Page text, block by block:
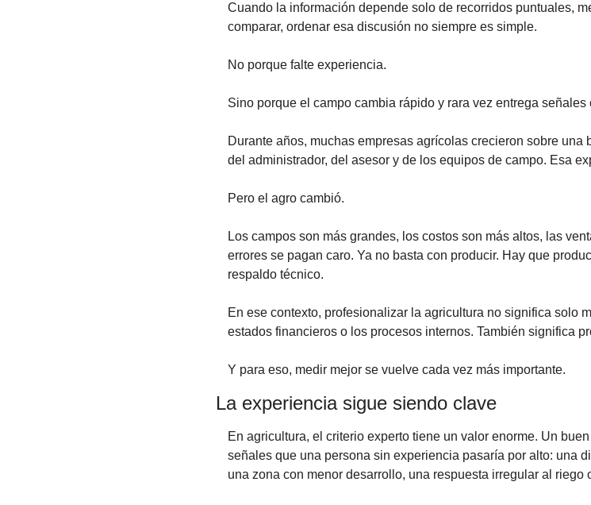
Cuando la información depende solo de recorridos puntuales,
comparar, ordenar esa discusión no siempre es simple.
No porque falte experiencia.
Sino porque el campo cambia rápido y rara vez entrega
Durante años, muchas empresas agrícolas crecieron sobre
del administrador, del asesor y de los equipos de campo. Esa
Pero el agro cambió.
Los campos son más grandes, los costos son más altos, las
errores se pagan caro. Ya no basta con producir. Hay que
respaldo técnico.
En ese contexto, profesionalizar la agricultura no significa solo
estados financieros o los procesos internos. También significa
Y para eso, medir mejor se vuelve cada vez más importante.
La experiencia sigue siendo clave
En agricultura, el criterio experto tiene un valor enorme. Un
señales que una persona sin experiencia pasaría por alto: una
una zona con menor desarrollo, una respuesta irregular al riego